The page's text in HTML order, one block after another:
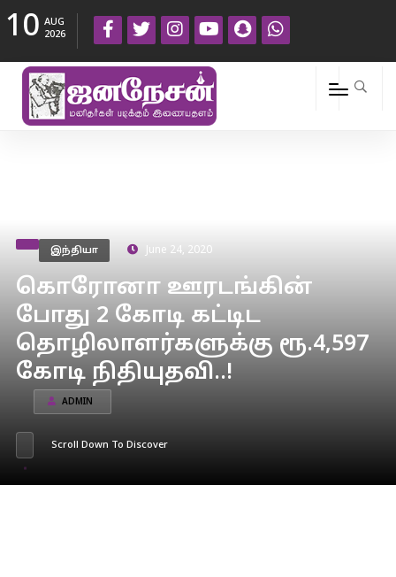
10 AUG
2026
இந்தியா June 24, 2020
கொரோனா ஊரடங்கின்
போது 2 கோடி கட்டிட
தொழிலாளர்களுக்கு ரூ.4,597
கோடி நிதியுதவி..!
ADMIN
Scroll Down To Discover